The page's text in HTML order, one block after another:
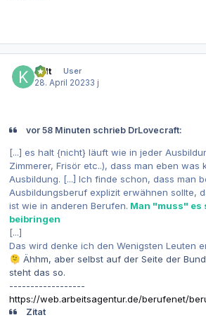
kylt
User
28. April 20233 j
vor 58 Minuten schrieb DrLovecraft:
[...] es halt {nicht} läuft wie in jeder
Zimmerer, Frisör etc..), dass man eben was
Ausbildung. [...] Ich finde schon, dass man
Ausbildungsberuf explizit erwähnen sollte,
ist wie in anderen Berufen. Man "muss" es
beibringen
[...]
Das wird denke ich den Wenigsten Leuten
🫠 Ähhm, aber selbst auf der Seite der
steht das so.
------------------
https://web.arbeitsagentur.de/berufenet/
Zitat